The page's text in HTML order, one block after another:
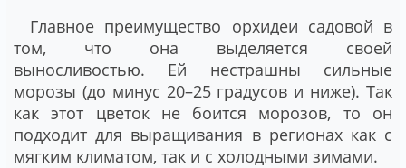
Главное преимущество орхидеи садовой в
том, что она выделяется своей
выносливостью. Ей нестрашны сильные
морозы (до минус 20–25 градусов и ниже). Так
как этот цветок не боится морозов, то он
подходит для выращивания в регионах как с
мягким климатом, так и с холодными зимами.